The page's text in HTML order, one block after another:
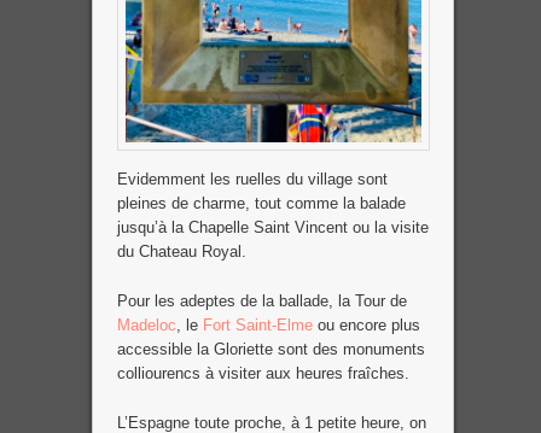
Evidemment les ruelles du village sont
pleines de charme, tout comme la balade
jusqu’à la Chapelle Saint Vincent ou la visite
du Chateau Royal.
Pour les adeptes de la ballade, la Tour de
Madeloc , le Fort Saint-Elmeou encore plus
accessible la Gloriette sont des monuments
colliourencs à visiter aux heures fraîches.
L’Espagne toute proche, à 1 petite heure, on